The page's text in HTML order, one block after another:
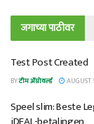
जगाच्या पाठीवर
Test Post Created
BYटीम ॲग्रोवर्ल्ड AUGUST
Speel slim: Beste